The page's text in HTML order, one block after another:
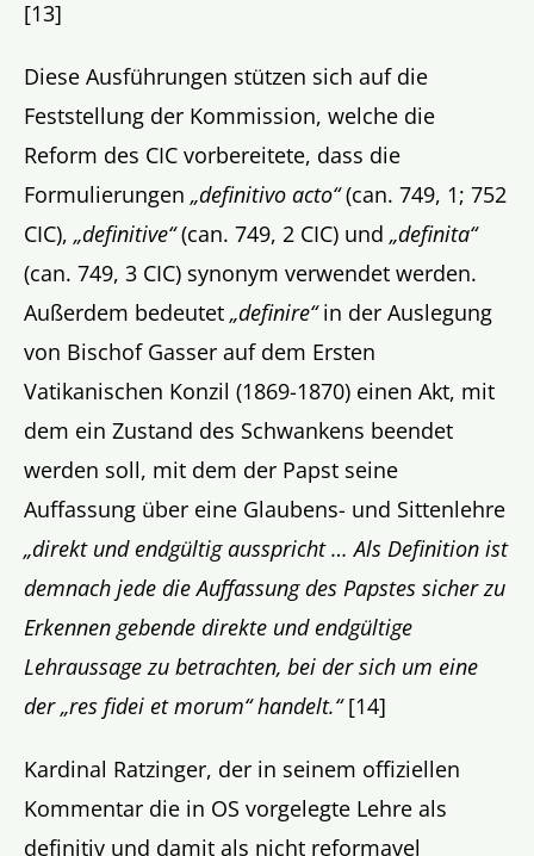
[13]
Diese Ausführungen stützen sich auf die
Feststellung der Kommission, welche die
Reform des CIC vorbereitete, dass die
Formulierungen „definitivo acto“(can. 749, 1; 752
CIC), „definitive“(can. 749, 2 CIC) und „definita“
(can. 749, 3 CIC) synonym verwendet werden.
Außerdem bedeutet „definire“in der Auslegung
von Bischof Gasser auf dem Ersten
Vatikanischen Konzil (1869-1870) einen Akt, mit
dem ein Zustand des Schwankens beendet
werden soll, mit dem der Papst seine
Auffassung über eine Glaubens- und Sittenlehre
„direkt und endgültig ausspricht … Als Definition ist
demnach jede die Auffassung des Papstes sicher zu
Erkennen gebende direkte und endgültige
Lehraussage zu betrachten, bei der sich um eine
der „res fidei et morum“ handelt.“[14]
Kardinal Ratzinger, der in seinem offiziellen
Kommentar die in OS vorgelegte Lehre als
definitiv und damit als nicht reformavel